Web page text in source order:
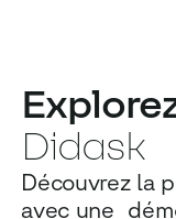
Didask
Découvrez la
avec une